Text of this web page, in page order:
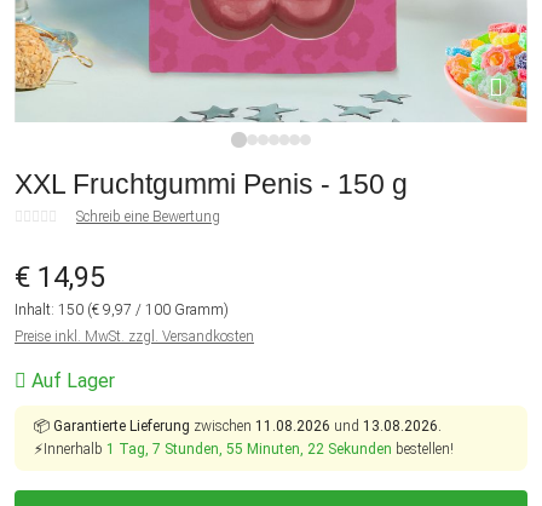
XXL Fruchtgummi Penis - 150 g
Schreib eine Bewertung
€ 14,95
Inhalt: 150 (€ 9,97 / 100 Gramm)
Preise inkl. MwSt. zzgl. Versandkosten
Auf Lager
📦 Garantierte Lieferung zwischen 11.08.2026 und 13.08.2026.
⚡Innerhalb 1 Tag, 7 Stunden, 55 Minuten, 21 Sekunden bestellen!